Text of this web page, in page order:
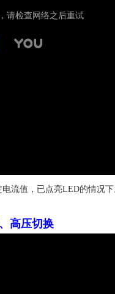
流值，已点亮LED的情况
高压切换